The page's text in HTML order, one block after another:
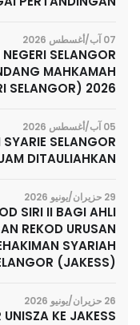
07 آب/أغسطس 2026
SELANGOR
MAHKAMAH
SELANGOR) 2026
05 آب/أغسطس 2026
SELANGOR
DITAULIAHKAN
29 حزيران/يونيو 2026
SIRI II BAGI AHLI
REKOD URUSAN
SYARIAH
(JAKESS)
26 حزيران/يونيو 2026
KE JAKESS